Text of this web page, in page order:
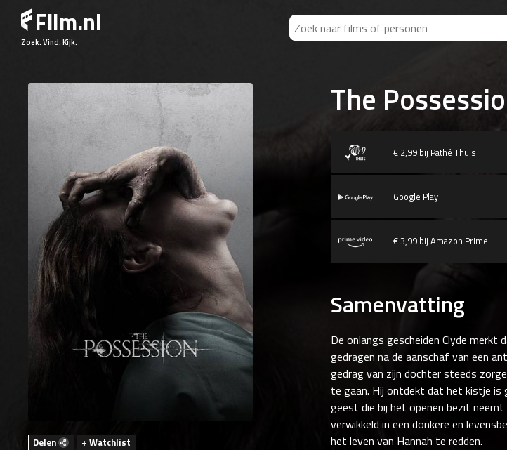
Film.nl
Zoek. Vind. Kijk.
Delen + Watchlist
The
€ 2,99 bij Pathé Thuis
Google Play
€ 3,99 bij Amazon Prime
Samenvatting
De onlangs gescheiden Clyde
gedragen na de aanschaf van een
gedrag van zijn dochter steeds
te gaan. Hij ontdekt dat het kistje is
geest die bij het openen bezit
verwikkeld in een donkere en
het leven van Hannah te redden.